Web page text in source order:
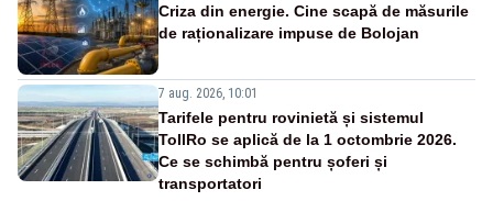
Criza din energie. Cine scapă de măsurile
de raționalizare impuse de Bolojan
7 aug. 2026, 10:01
Tarifele pentru rovinietă și sistemul
TollRo se aplică de la 1 octombrie 2026.
Ce se schimbă pentru șoferi și
transportatori